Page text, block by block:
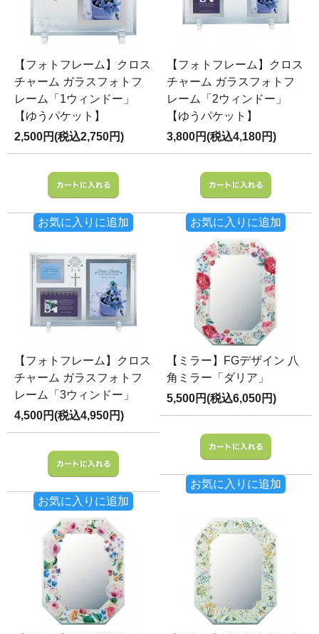
【フォトフレーム】クロス
チャーム ガラスフォトフ
レーム「1ウィンドー」
【ゆうパケット】
2,500円(税込2,750円)
お気に入りに追加
【フォトフレーム】クロス
チャーム ガラスフォトフ
レーム「2ウィンドー」
【ゆうパケット】
3,800円(税込4,180円)
お気に入りに追加
【フォトフレーム】クロス
チャーム ガラスフォトフ
レーム「3ウィンドー」
4,500円(税込4,950円)
お気に入りに追加
【ミラー】FGデザイン 八
角ミラー「ダリア」
5,500円(税込6,050円)
お気に入りに追加